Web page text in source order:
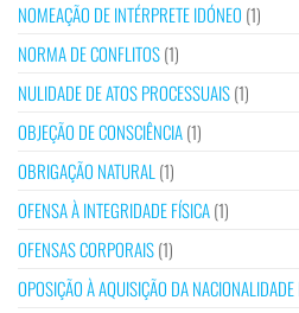
NOMEAÇÃO DE INTÉRPRETE IDÓNEO (1)
NORMA DE CONFLITOS(1)
NULIDADE DE ATOS PROCESSUAIS(1)
OBJEÇÃO DE CONSCIÊNCIA(1)
OBRIGAÇÃO NATURAL (1)
OFENSA À INTEGRIDADE FÍSICA(1)
OFENSAS CORPORAIS(1)
OPOSIÇÃO À AQUISIÇÃO DA